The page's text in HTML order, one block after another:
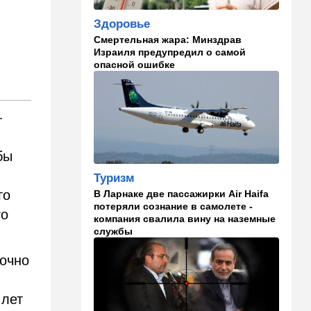
становится все страннее
14:37 В мире
Теперь и Куба заговорила о
геноциде, но Израиль в
данном случае ни при чем
14:18 Мнения
Почему этот поступок
Альцгеймер начинается не
там, где думали: ученые
нашли возможный источник
болезни
В мире
Палестинская
администрация проиграла
очередную судебную битву
Здоровье
Смертельная жара: Минздрав
Израиля предупредил о самой
опасной ошибке
Туризм
В Ларнаке две пассажирки Air Haifa
потеряли сознание в самолете -
компания свалила вину на наземные
службы